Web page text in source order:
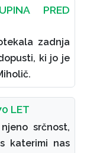
PRED
zadnja
ki jo je
LET
srčnost,
katerimi nas